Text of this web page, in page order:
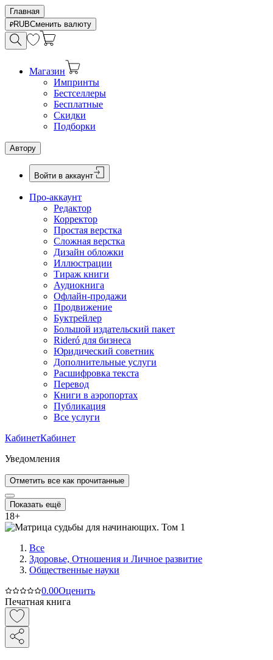
Главная
RUBСменить валюту
Магазин
Импринты
Бестселлеры
Бесплатные
Скидки
Подборки
Автору
Войти в аккаунт
Про-аккаунт
Редактор
Корректор
Простая верстка
Сложная верстка
Дизайн обложки
Иллюстрации
Тираж книги
Аудиокнига
Офлайн-продажи
Продвижение
Буктрейлер
Большой издательский пакет
Rideró для бизнеса
Юридический советник
Дополнительные услуги
Расшифровка текста
Перевод
Книги в аэропортах
Публикация
Все услуги
КабинетКабинет
Уведомления
Отметить все как прочитанные
Показать ещё
18+
Все
Здоровье, Отношения и Личное развитие
Общественные науки
0.00Оценить
Печатная книга